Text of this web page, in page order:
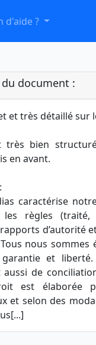
d'aide ?
document :
et très détaillé sur
très bien
en avant.
caractérise
les règles
d’autorité
nous
et
aussi de
est élaborée
et selon des